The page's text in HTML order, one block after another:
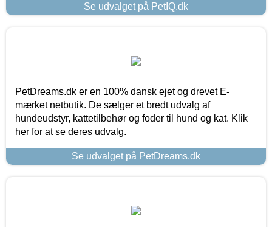
Se udvalget på PetIQ.dk
PetDreams.dk er en 100% dansk ejet og drevet E-
mærket netbutik. De sælger et bredt udvalg af
hundeudstyr, kattetilbehør og foder til hund og kat. Klik
her for at se deres udvalg.
Se udvalget på PetDreams.dk